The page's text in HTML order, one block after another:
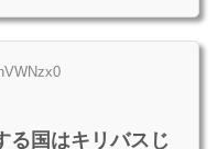
る国はキリバスじ